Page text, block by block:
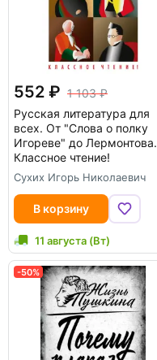
552
1 103
Русская литература для
всех. От "Слова о полку
Игореве" до Лермонтова.
Классное чтение!
Сухих Игорь Николаевич
В корзину
11 августа (Вт)
-50%